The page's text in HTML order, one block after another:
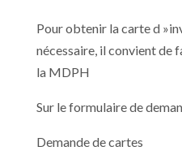
Pour obtenir la carte d
nécessaire, il convient de
la MDPH
Sur le formulaire de
Demande de cartes